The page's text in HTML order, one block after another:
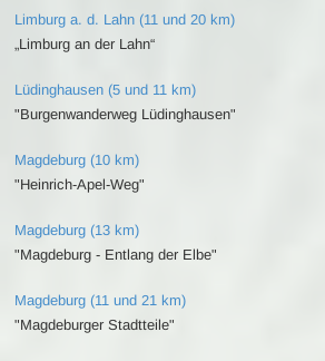
Limburg a. d. Lahn (11 und 20 km)
„Limburg an der Lahn“
Lüdinghausen (5 und 11 km)
"Burgenwanderweg Lüdinghausen"
Magdeburg (10 km)
"Heinrich-Apel-Weg"
Magdeburg (13 km)
"Magdeburg - Entlang der Elbe"
Magdeburg (11 und 21 km)
"Magdeburger Stadtteile"